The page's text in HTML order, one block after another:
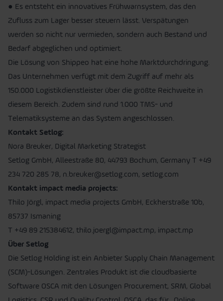
● Es entsteht ein innovatives Frühwarnsystem, das den
Zufluss zum Lager besser steuern lässt. Verspätungen
werden so nicht nur vermieden, sondern auch Bestand und
Bedarf abgeglichen und optimiert.
Die Lösung von Shippeo hat eine hohe Marktdurchdringung.
Das Unternehmen verfügt mit dem Zugriff auf mehr als
150.000 Logistikdienstleister über die größte Reichweite in
diesem Bereich. Zudem sind rund 1.000 TMS- und
Telematiksysteme an das System angeschlossen.
Kontakt Setlog:
Nora Breuker, Digital Marketing Strategist
Setlog GmbH, Alleestraße 80, 44793 Bochum, Germany T +49
234 720 285 78, n.breuker@setlog.com, setlog.com
Kontakt impact media projects:
Thilo Jörgl, impact media projects GmbH, Eckherstraße 10b,
85737 Ismaning
T +49 89 215384612, thilo.joergl@impact.mp, impact.mp
Über Setlog
Die Setlog Holding ist ein Anbieter Supply Chain Management
(SCM)-Lösungen. Zentrales Produkt ist die cloudbasierte
Software OSCA mit den Lösungen Procurement, SRM, Global